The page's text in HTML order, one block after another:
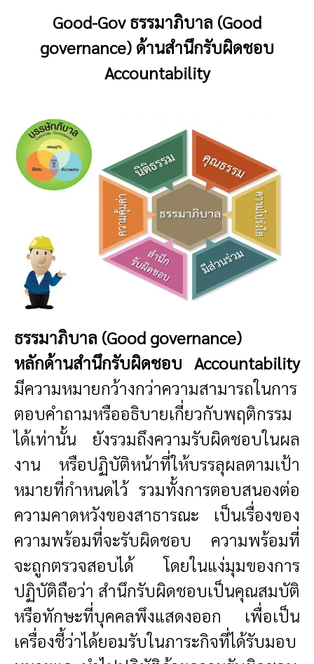
Good-Gov ธรรมาภิบาล (Good
governance) ด้านสำนึกรับผิดชอบ
Accountability
ธรรมาภิบาล (Good governance)
หลักด้านสำนึกรับผิดชอบ Accountability
มีความหมายกว้างกว่าความสามารถในการ
ตอบคำถามหรืออธิบายเกี่ยวกับพฤติกรรม
ได้เท่านั้น ยังรวมถึงความรับผิดชอบในผล
งาน หรือปฏิบัติหน้าที่ให้บรรลุผลตามเป้า
หมายที่กำหนดไว้ รวมทั้งการตอบสนองต่อ
ความคาดหวังของสาธารณะ เป็นเรื่องของ
ความพร้อมที่จะรับผิดชอบ ความพร้อมที่
จะถูกตรวจสอบได้ โดยในแง่มุมของการ
ปฏิบัติถือว่า สำนึกรับผิดชอบเป็นคุณสมบัติ
หรือทักษะที่บุคคลพึงแสดงออก เพื่อเป็น
เครื่องชี้ว่าได้ยอมรับในภาระกิจที่ได้รับมอบ